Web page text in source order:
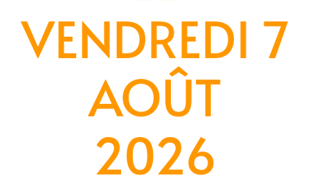
VENDREDI 7
AOÛT
2026